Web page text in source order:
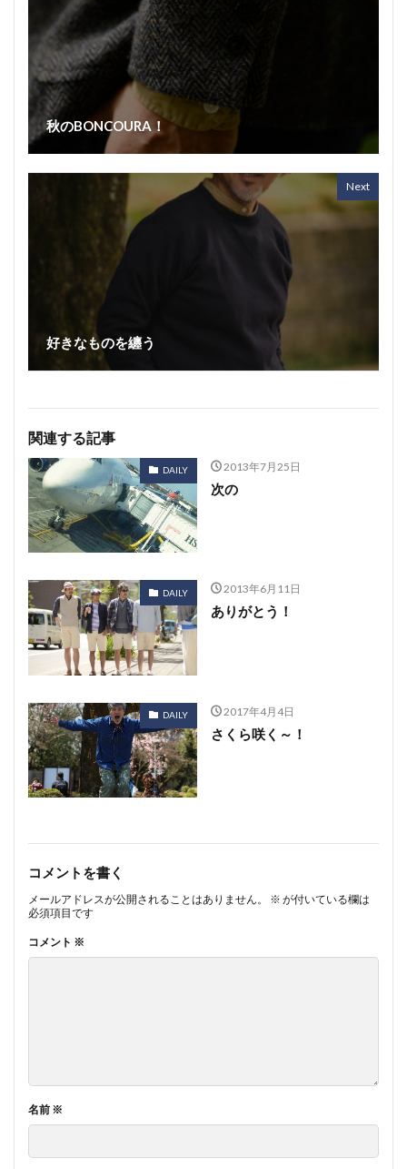
秋のBONCOURA！
Next
好きなものを纏う
関連する記事
DAILY 2013年7月25日
次の
DAILY 2013年6月11日
ありがとう！
DAILY 2017年4月4日
さくら咲く～！
コメントを書く
メールアドレスが公開されることはありません。 ※ が付いている欄は
必須項目です
コメント ※
名前 ※